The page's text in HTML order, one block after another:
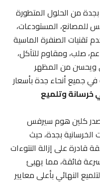
من الحلول المتطورة
المستودعات،
الصنفرة الماسية
صلب، ومقاوم للتآكل،
من المظهر
جميع أنحاء جدة بأسعار
وتلميع
كلين هوم سيرفس
بجدة، حيث
على إزالة النتوءات
فائقة، مما يهيئ
النهائي بأعلى معايير